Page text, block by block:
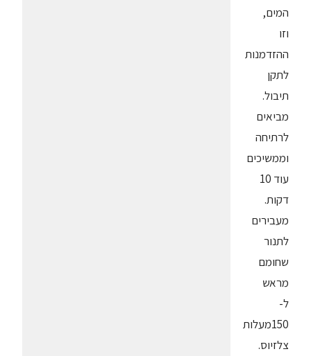
המים,
וזו
ההזדמנות
לתקן
תיבול.
מביאים
לרתיחה
וממשיכים
עוד 10
דקות.
מעבירים
לתנור
שחומם
מראש
ל-
150מעלות
צלזיוס.